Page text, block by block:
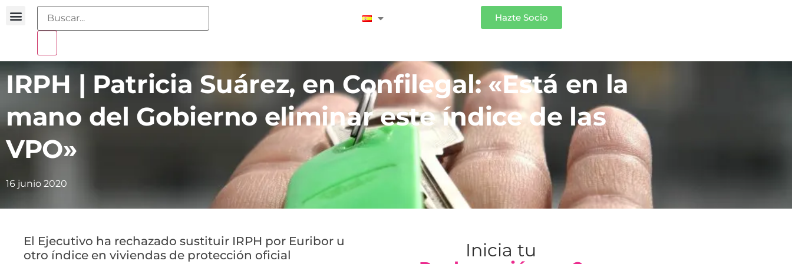
Hazte Socio
IRPH | Patricia Suárez, en Confilegal: «Está en la
mano del Gobierno eliminar este índice de las
VPO»
16 junio 2020
El Ejecutivo ha rechazado sustituir IRPH por Euribor u
otro índice en viviendas de protección oficial
Inicia tu